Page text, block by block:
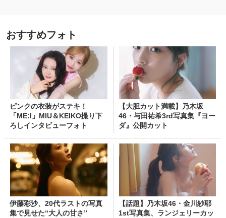
おすすめフォト
ピンクの衣装がステキ！
「ME:I」MIU＆KEIKO撮り下
ろしインタビューフォト
【大胆カット満載】乃木坂
46・与田祐希3rd写真集『ヨー
ダ』公開カット
伊藤彩沙、20代ラストの写真
集で見せた“大人の甘さ”
【話題】乃木坂46・金川紗耶
1st写真集、ランジェリーカッ